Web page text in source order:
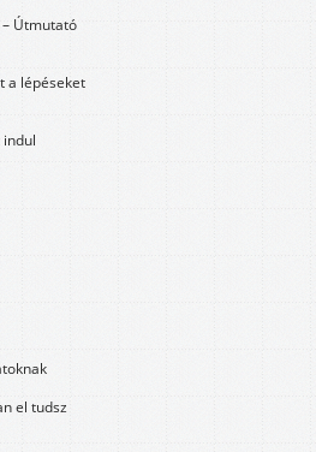
Útmutató
a lépéseket
el tudsz